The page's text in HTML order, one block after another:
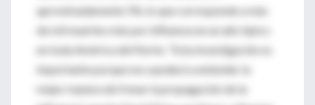
aproximadamente 5%, lo que corresponde a más
de mil muertes más por influenza en un año típico
en toda América del Norte. “Esta investigación es
importante porque nos ayudará a entender la
mejor manera de frenar la propagación de la